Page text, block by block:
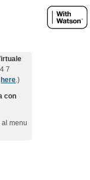
7
here.)
con
menu